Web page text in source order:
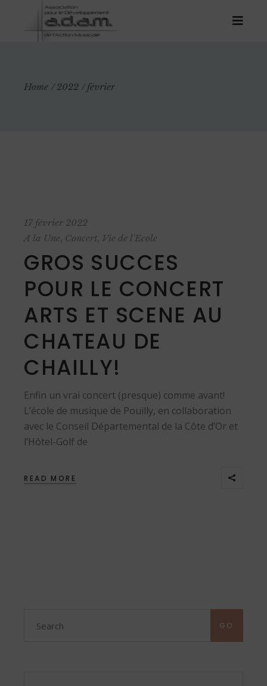
Home 2022 février
17 février 2022
A la Une, Concert, Vie de l'Ecole
GROS SUCCES
POUR LE CONCERT
ARTS ET SCENE AU
CHATEAU DE
CHAILLY!
Enfin un vrai concert (presque) comme avant!
L’école de musique de Pouilly, en collaboration
avec le Conseil Départemental de la Côte d’Or et
l’Hôtel-Golf de
READ MORE
for: GO